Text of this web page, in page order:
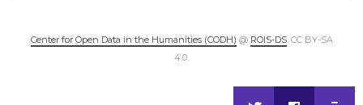
Center for Open Data in the Humanities (CODH) @ ROIS-DS. CC BY-SA
4.0.